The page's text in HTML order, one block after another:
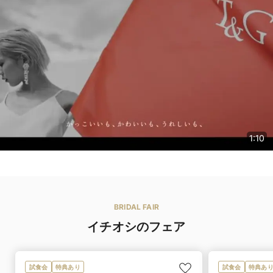
1:10
BRIDAL FAIR
イチオシのフェア
試食会 特典あり 試食会 特典あり